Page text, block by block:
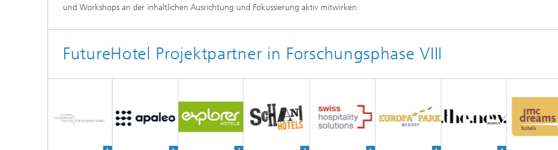
und Workshops an der inhaltlichen Ausrichtung und Fokussierung aktiv mitwirken.
FutureHotel Projektpartner in Forschungsphase VIII